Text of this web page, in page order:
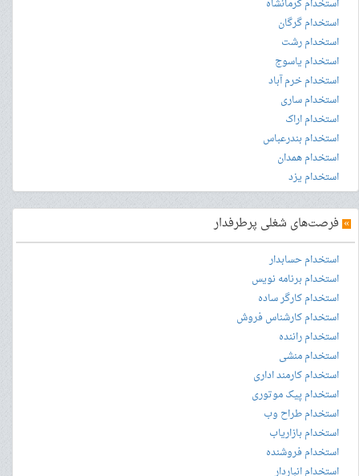
استخدام کرمانشاه
استخدام گرگان
استخدام رشت
استخدام یاسوج
استخدام خرم آباد
استخدام ساری
استخدام اراک
استخدام بندرعباس
استخدام همدان
استخدام یزد
» فرصت‌های شغلی پرطرفدار
استخدام حسابدار
استخدام برنامه نویس
استخدام کارگر ساده
استخدام کارشناس فروش
استخدام راننده
استخدام منشی
استخدام کارمند اداری
استخدام پیک موتوری
استخدام طراح وب
استخدام بازاریاب
استخدام فروشنده
استخدام انباردار